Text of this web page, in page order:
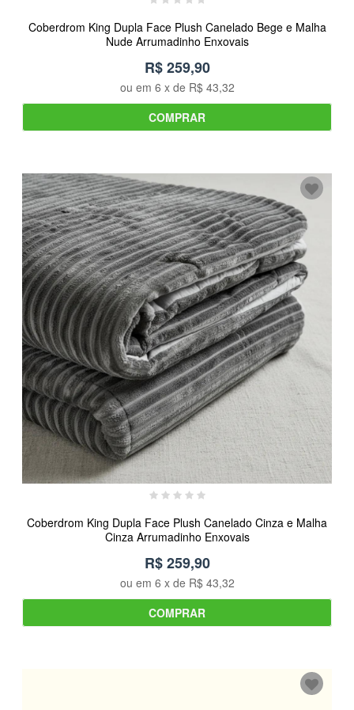
Coberdrom King Dupla Face Plush Canelado Bege e Malha
Nude Arrumadinho Enxovais
R$ 259,90
ou em 6 x de R$ 43,32
COMPRAR
Coberdrom King Dupla Face Plush Canelado Cinza e Malha
Cinza Arrumadinho Enxovais
R$ 259,90
ou em 6 x de R$ 43,32
COMPRAR